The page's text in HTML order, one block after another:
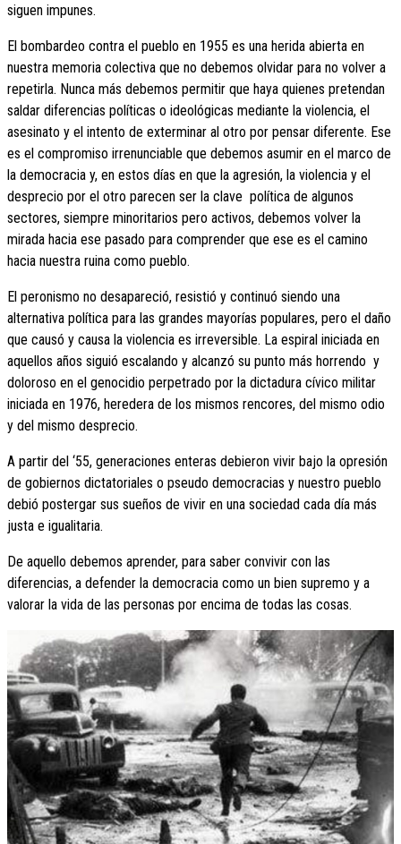
siguen impunes.
El bombardeo contra el pueblo en 1955 es una herida abierta en
nuestra memoria colectiva que no debemos olvidar para no volver a
repetirla. Nunca más debemos permitir que haya quienes pretendan
saldar diferencias políticas o ideológicas mediante la violencia, el
asesinato y el intento de exterminar al otro por pensar diferente. Ese
es el compromiso irrenunciable que debemos asumir en el marco de
la democracia y, en estos días en que la agresión, la violencia y el
desprecio por el otro parecen ser la clave política de algunos
sectores, siempre minoritarios pero activos, debemos volver la
mirada hacia ese pasado para comprender que ese es el camino
hacia nuestra ruina como pueblo.
El peronismo no desapareció, resistió y continuó siendo una
alternativa política para las grandes mayorías populares, pero el daño
que causó y causa la violencia es irreversible. La espiral iniciada en
aquellos años siguió escalando y alcanzó su punto más horrendo y
doloroso en el genocidio perpetrado por la dictadura cívico militar
iniciada en 1976, heredera de los mismos rencores, del mismo odio
y del mismo desprecio.
A partir del ‘55, generaciones enteras debieron vivir bajo la opresión
de gobiernos dictatoriales o pseudo democracias y nuestro pueblo
debió postergar sus sueños de vivir en una sociedad cada día más
justa e igualitaria.
De aquello debemos aprender, para saber convivir con las
diferencias, a defender la democracia como un bien supremo y a
valorar la vida de las personas por encima de todas las cosas.